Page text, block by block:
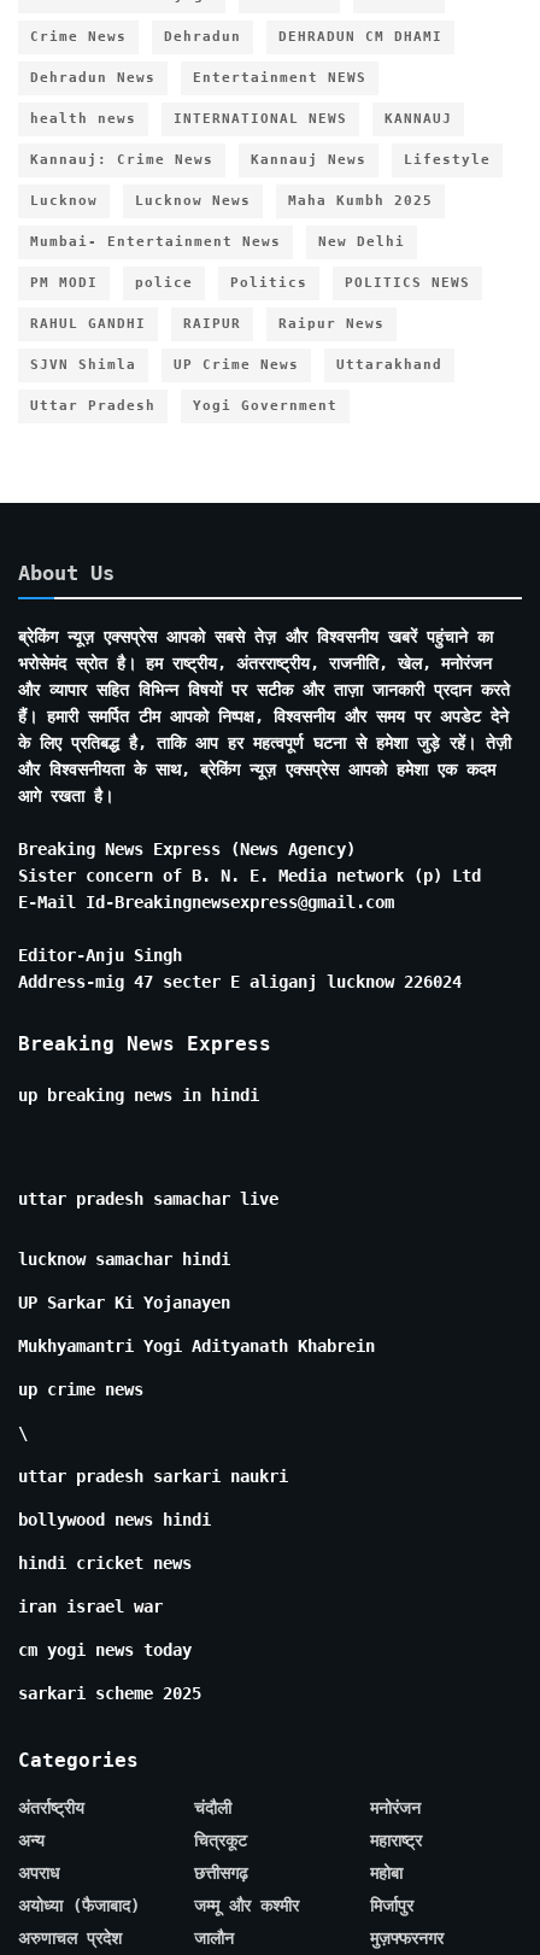
Crime News Dehradun DEHRADUN CM DHAMI
Dehradun News Entertainment NEWS
health news INTERNATIONAL NEWS KANNAUJ
Kannauj: Crime News Kannauj News Lifestyle
Lucknow Lucknow News Maha Kumbh 2025
Mumbai- Entertainment News New Delhi
PM MODI police Politics POLITICS NEWS
RAHUL GANDHI RAIPUR Raipur News
SJVN Shimla UP Crime News Uttarakhand
Uttar Pradesh Yogi Government
About Us
ब्रेकिंग न्यूज़ एक्सप्रेस आपको सबसे तेज़ और विश्वसनीय खबरें पहुंचाने का
भरोसेमंद स्रोत है। हम राष्ट्रीय, अंतरराष्ट्रीय, राजनीति, खेल, मनोरंजन
और व्यापार सहित विभिन्न विषयों पर सटीक और ताज़ा जानकारी प्रदान करते
हैं। हमारी समर्पित टीम आपको निष्पक्ष, विश्वसनीय और समय पर अपडेट देने
के लिए प्रतिबद्ध है, ताकि आप हर महत्वपूर्ण घटना से हमेशा जुड़े रहें। तेज़ी
और विश्वसनीयता के साथ, ब्रेकिंग न्यूज़ एक्सप्रेस आपको हमेशा एक कदम
आगे रखता है।
Breaking News Express (News Agency)
Sister concern of B. N. E. Media network (p) Ltd
E-Mail Id-Breakingnewsexpress@gmail.com
Editor-Anju Singh
Address-mig 47 secter E aliganj lucknow 226024
Breaking News Express
up breaking news in hindi
uttar pradesh samachar live
lucknow samachar hindi
UP Sarkar Ki Yojanayen
Mukhyamantri Yogi Adityanath Khabrein
up crime news
\
uttar pradesh sarkari naukri
bollywood news hindi
hindi cricket news
iran israel war
cm yogi news today
sarkari scheme 2025
Categories
अंतर्राष्ट्रीय
अन्य
अपराध
अयोध्या (फैजाबाद)
अरुणाचल प्रदेश
चंदौली
चित्रकूट
छत्तीसगढ़
जम्मू और कश्मीर
जालौन
मनोरंजन
महाराष्ट्र
महोबा
मिर्जापुर
मुज़फ्फरनगर